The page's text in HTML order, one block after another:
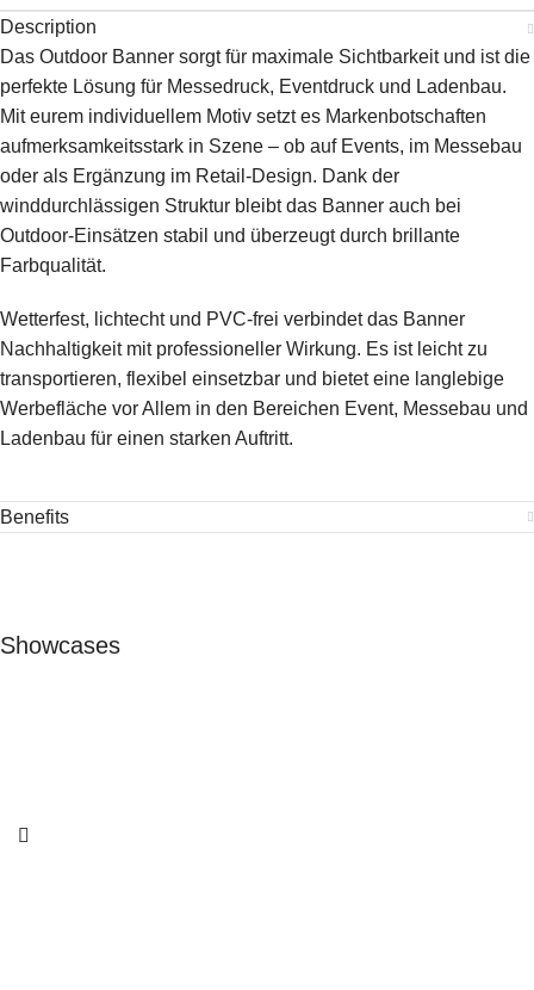
Description
Das Outdoor Banner sorgt für maximale Sichtbarkeit und ist die
perfekte Lösung für Messedruck, Eventdruck und Ladenbau.
Mit eurem individuellem Motiv setzt es Markenbotschaften
aufmerksamkeitsstark in Szene – ob auf Events, im Messebau
oder als Ergänzung im Retail-Design. Dank der
winddurchlässigen Struktur bleibt das Banner auch bei
Outdoor-Einsätzen stabil und überzeugt durch brillante
Farbqualität.
Wetterfest, lichtecht und PVC-frei verbindet das Banner
Nachhaltigkeit mit professioneller Wirkung. Es ist leicht zu
transportieren, flexibel einsetzbar und bietet eine langlebige
Werbefläche vor Allem in den Bereichen Event, Messebau und
Ladenbau für einen starken Auftritt.
Benefits
Showcases